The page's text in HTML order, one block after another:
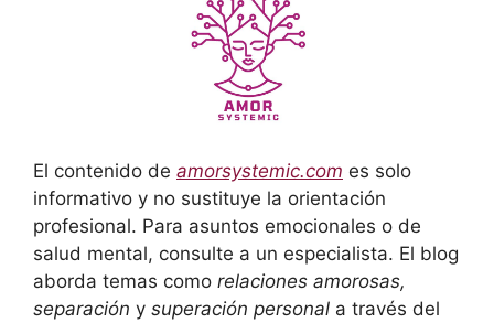
El contenido de amorsystemic.com es solo
informativo y no sustituye la orientación
profesional. Para asuntos emocionales o de
salud mental, consulte a un especialista. El blog
aborda temas como relaciones amorosas,
separación y superación personal a través del